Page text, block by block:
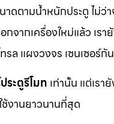
ดตามน้ำหนักประตู ไม่ว่
จากเครื่องใหม่แล้ว เรา
ล แผงวงจร เซนเซอร์กั
ระตูรีโมท เท่านั้น แต่เรา
ช้งานยาวนานที่สุด